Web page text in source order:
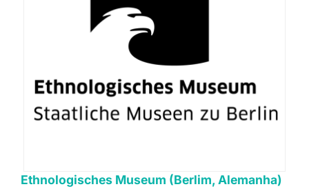
Ethnologisches Museum (Berlim, Alemanha)